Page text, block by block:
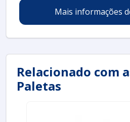
Mais informações
Relacionado com
Paletas